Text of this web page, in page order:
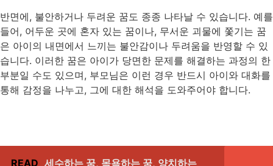
반면에, 불안하거나 두려운 꿈도 종종 나타날 수 있습니다. 예를
들어, 어두운 곳에 혼자 있는 꿈이나, 무서운 괴물에 쫓기는 꿈
은 아이의 내면에서 느끼는 불안감이나 두려움을 반영할 수 있
습니다. 이러한 꿈은 아이가 당면한 문제를 해결하는 과정의 한
부분일 수도 있으며, 부모님은 이런 경우 반드시 아이와 대화를
통해 감정을 나누고, 그에 대한 해석을 도와주어야 합니다.
READ 세수하는 꿈, 목욕하는 꿈, 양치하는